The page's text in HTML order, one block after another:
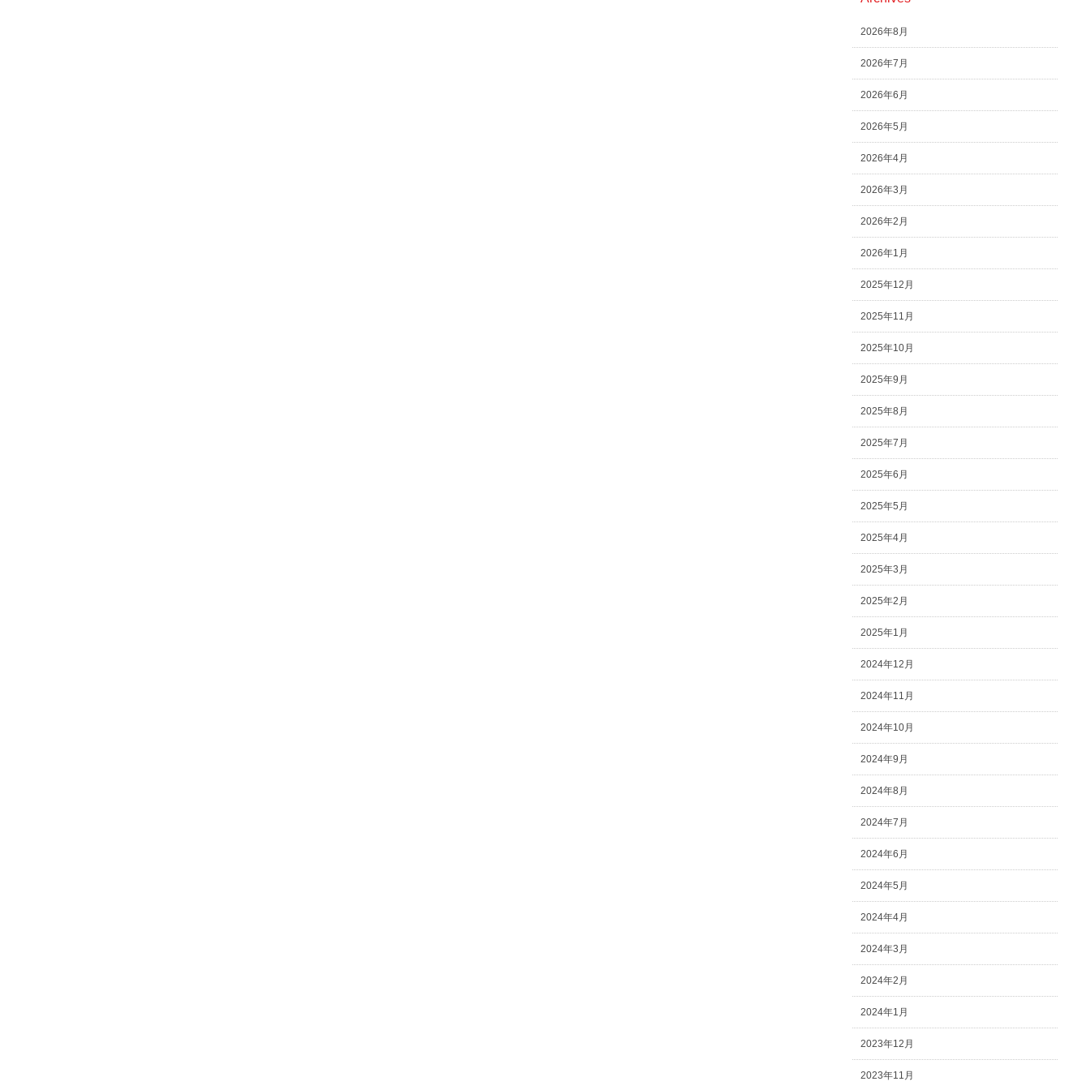
2026年8月
2026年7月
2026年6月
2026年5月
2026年4月
2026年3月
2026年2月
2026年1月
2025年12月
2025年11月
2025年10月
2025年9月
2025年8月
2025年7月
2025年6月
2025年5月
2025年4月
2025年3月
2025年2月
2025年1月
2024年12月
2024年11月
2024年10月
2024年9月
2024年8月
2024年7月
2024年6月
2024年5月
2024年4月
2024年3月
2024年2月
2024年1月
2023年12月
2023年11月